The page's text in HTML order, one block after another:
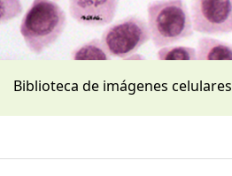
Biblioteca de imágenes celulares